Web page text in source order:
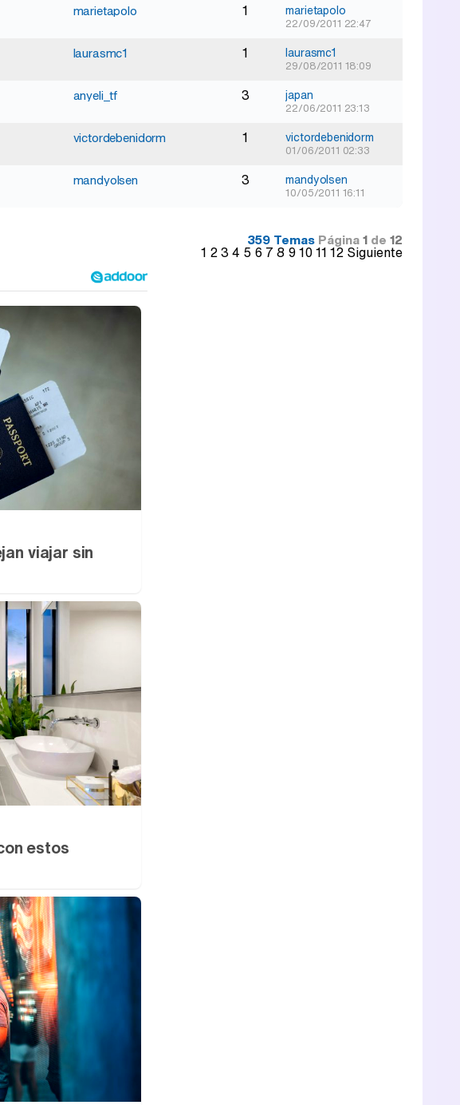
marietapolo 1 marietapolo
22/09/2011 22:47
laurasmc1 1 laurasmc1
29/08/2011 18:09
anyeli_tf 3 japan
22/06/2011 23:13
victordebenidorm 1 victordebenidorm
01/06/2011 02:33
mandyolsen 3 mandyolsen
10/05/2011 16:11
359 Temas Página1 de 12
1 234 5 6 7 8 91011 12 Siguiente
viajar sin
estos